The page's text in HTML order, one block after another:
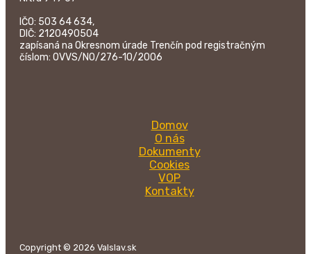
IČO: 503 64 634,
DIČ: 2120490504
zapísaná na Okresnom úrade Trenčín pod registračným
číslom: OVVS/NO/276-10/2006
Domov
O nás
Dokumenty
Cookies
VOP
Kontakty
Copyright © 2026 Valslav.sk